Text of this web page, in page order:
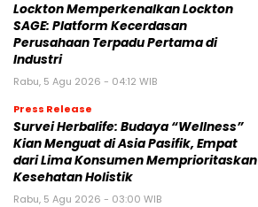
Lockton Memperkenalkan Lockton
SAGE: Platform Kecerdasan
Perusahaan Terpadu Pertama di
Industri
Rabu, 5 Agu 2026 - 04:12 WIB
Press Release
Survei Herbalife: Budaya “Wellness”
Kian Menguat di Asia Pasifik, Empat
dari Lima Konsumen Memprioritaskan
Kesehatan Holistik
Rabu, 5 Agu 2026 - 03:00 WIB